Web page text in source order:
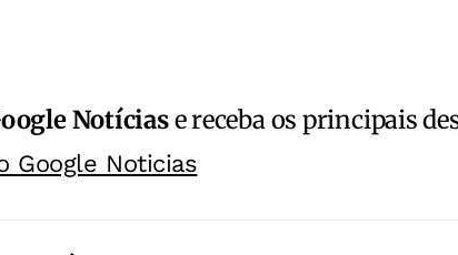
Notíciase receba os principais
Google Noticias